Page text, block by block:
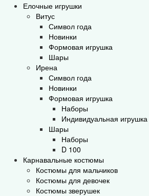
Елочные игрушки
Витус
Символ года
Новинки
Формовая игрушка
Шары
Ирена
Символ года
Новинки
Формовая игрушка
Наборы
Индивидуальная игрушка
Шары
Наборы
D 100
Карнавальные костюмы
Костюмы для мальчиков
Костюмы для девочек
Костюмы зверушек